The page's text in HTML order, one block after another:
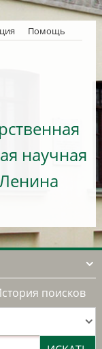
Помощь
научная
поисков